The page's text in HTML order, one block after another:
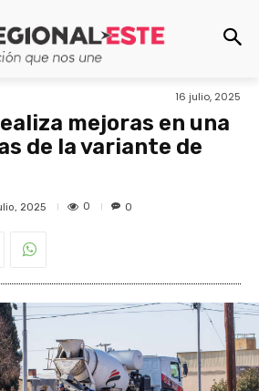
16 julio, 2025
mejoras en una
de la variante de
2025 0 0